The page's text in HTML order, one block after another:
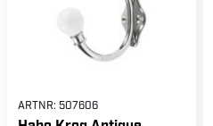
ARTNR: 507606